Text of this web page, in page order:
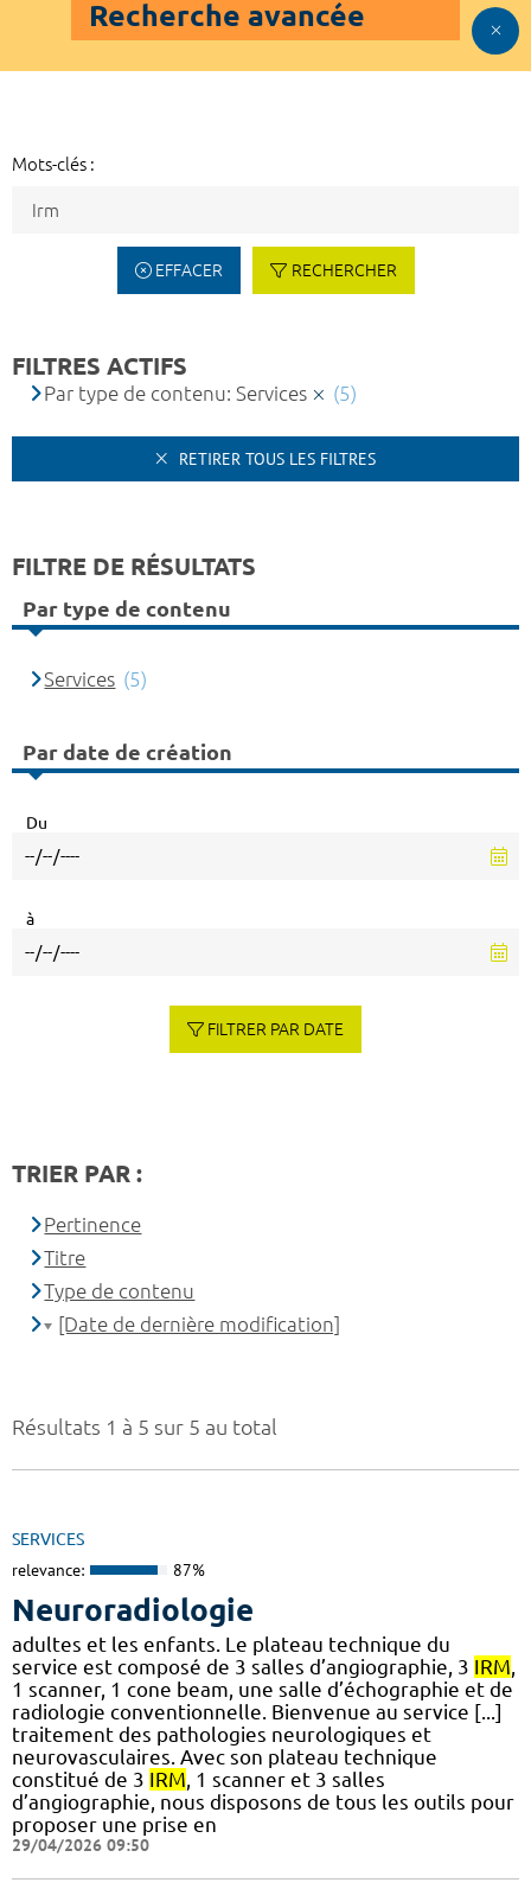
Recherche avancée
Mots-clés :
EFFACER RECHERCHER
Résultats 1 à 5 sur 5 au total
SERVICES
relevance: 87%
Neuroradiologie
adultes et les enfants. Le plateau technique du
service est composé de 3 salles d’angiographie, 3 IRM
1 scanner, 1 cone beam, une salle d’échographie et de
radiologie conventionnelle. Bienvenue au service [...]
traitement des pathologies neurologiques et
neurovasculaires. Avec son plateau technique
constitué de 3 IRM , 1 scanner et 3 salles
d’angiographie, nous disposons de tous les outils pour
proposer une prise en
29/04/2026 09:50
FILTRES ACTIFS
Par type de contenu: Services (5)
RETIRER TOUS LES FILTRES
FILTRE DE RÉSULTATS
Par type de contenu
Services (5)
Par date de création
Du
à
FILTRER PAR DATE
TRIER PAR :
Pertinence
Titre
Type de contenu
[Date de dernière modification]